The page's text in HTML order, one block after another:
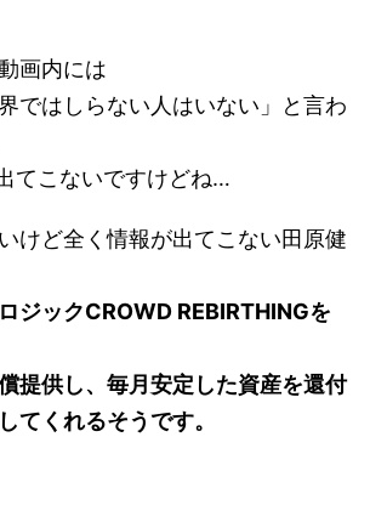
画内には
ではしらない人はいない」と言わ
てこないですけどね…
けど全く情報が出てこない田原健
ジックCROWD REBIRTHINGを
提供し、毎月安定した資産を還付
てくれるそうです。